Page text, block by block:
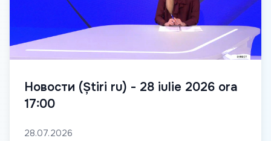
Новости (Știri ru) - 28 iulie 2026 ora
17:00
28.07.2026